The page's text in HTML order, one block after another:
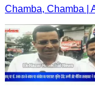
Chamba, Chamba |